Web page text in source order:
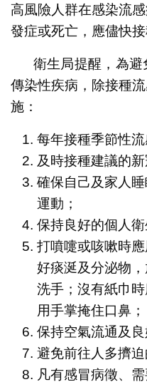
高風險人群在感染流
發症或死亡，應儘快接
衛生局提醒，為
傳染性疾病，除接種
施：
每年接種季節性流
及時接種建議的新
確保自己及家人
運動；
保持良好的個人
打噴嚏或咳嗽時
好痰涎及分泌物
洗手；沒有紙巾
用手掌掩住口鼻；
保持空氣流通及良
避免前往人多擠迫
凡有感冒病徵、